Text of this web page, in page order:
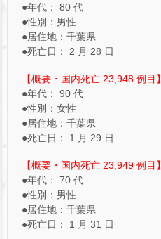
●年代： 80 代
●性別：男性
●居住地：千葉県
●死亡日： 2 月 28 日
【概要・国内死亡 23,948 例目】
●年代： 90 代
●性別：女性
●居住地：千葉県
●死亡日： 1 月 29 日
【概要・国内死亡 23,949 例目】
●年代： 70 代
●性別：男性
●居住地：千葉県
●死亡日： 1 月 31 日